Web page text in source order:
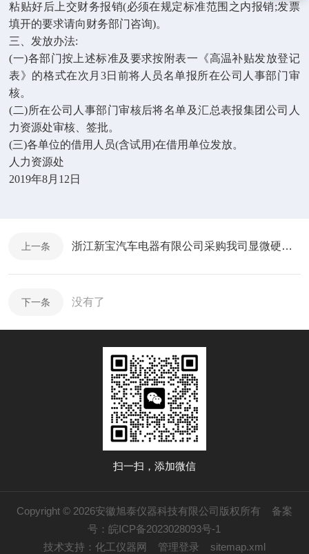
粘贴好后上交财务报销(必须在规定标准范围之内报销;发票
填开的要求请向财务部门咨询)。
三、发放办法:
(一)各部门按上述标准及要求按附表一《高温补贴发放登记
表》的格式在次月3日前将人员名单报所在公司人事部门审
核。
(二)所在公司人事部门审核后将名单及汇总表报集团公司人
力资源处审核、签批。
(三)各单位的借用人员(含试用)在借用单位发放。
人力资源处
2019年8月12日
上一条 浙江新宝汽车电器有限公司采购我司显微硬度计及测量系统一套
下一条 没有了
扫一扫，添加微信
Copyright © 2026安徽旭泰仪器科技有限公司版权所有 备案
号：皖ICP备2023028093号-1
技术支持： 化工仪器网 管理登录 sitemap.xml